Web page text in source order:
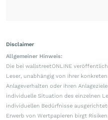
Disclaimer
Allgemeiner Hinweis:
Die bei wallstreetONLINE
Leser, unabhängig von ihrer
Anlageverhalten oder ihren
individuelle Situation des einzelnen
individuellen Bedürfnisse
Erwerb von Wertpapieren birgt